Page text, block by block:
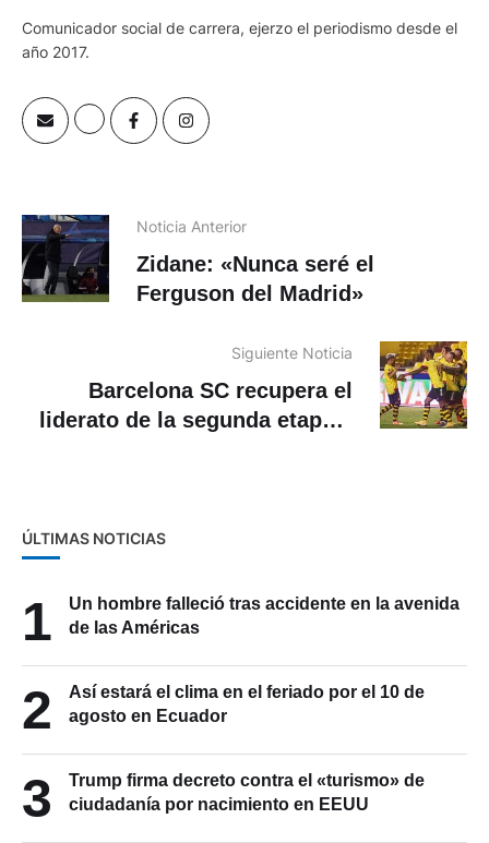
Comunicador social de carrera, ejerzo el periodismo desde el
año 2017.
Noticia Anterior
Zidane: «Nunca seré el
Ferguson del Madrid»
Siguiente Noticia
Barcelona SC recupera el
liderato de la segunda etapa y
ÚLTIMAS NOTICIAS
1
Un hombre falleció tras accidente en la avenida
de las Américas
2
Así estará el clima en el feriado por el 10 de
agosto en Ecuador
3
Trump firma decreto contra el «turismo» de
ciudadanía por nacimiento en EEUU